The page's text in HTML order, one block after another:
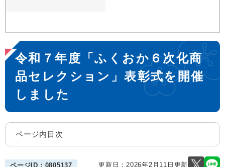
本
文
令和７年度「ふくおか６次化商
品セレクション」表彰式を開催
しました
ページ内目次
ページID：0805137 更新日：2026年2月11日更新